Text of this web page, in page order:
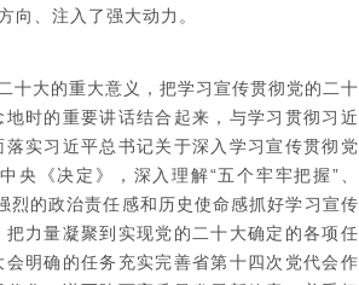
向、注入了强大动力。
十大的重大意义，把学习宣传贯彻党的二十
时的重要讲话结合起来，与学习贯彻习近
实习近平总书记关于深入学习宣传贯彻党
《决定》，深入理解“五个牢牢把握”、
烈的政治责任感和历史使命感抓好学习宣传
力量凝聚到实现党的二十大确定的各项任
明确的任务充实完善省第十四次党代会作